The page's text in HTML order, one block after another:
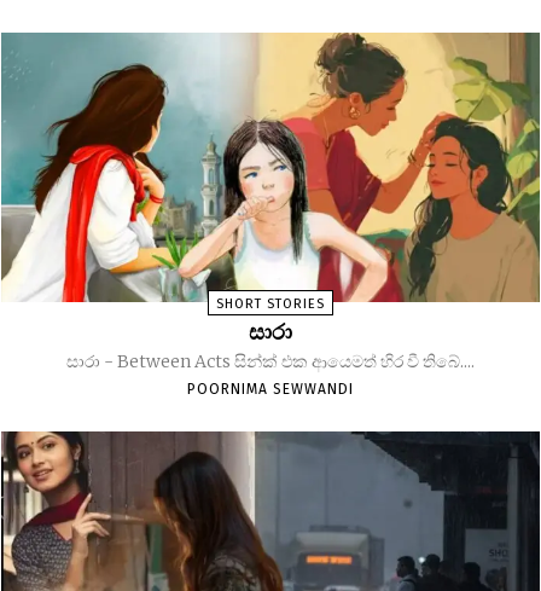
SHORT STORIES
සාරා
සාරා - Between Acts සින්ක් එක ආයෙමත් හිර වී තිබේ....
POORNIMA SEWWANDI